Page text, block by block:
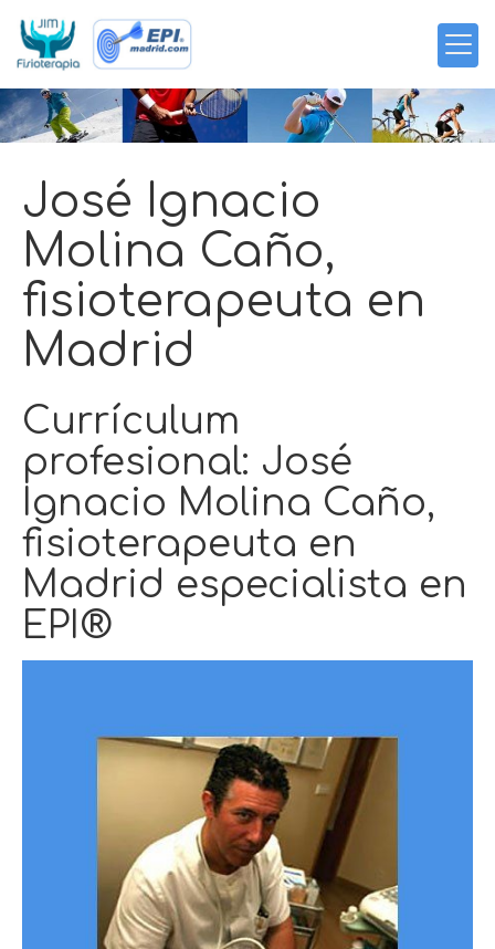
José Ignacio
Molina Caño,
fisioterapeuta en
Madrid
Currículum
profesional: José
Ignacio Molina Caño,
fisioterapeuta en
Madrid especialista en
EPI®